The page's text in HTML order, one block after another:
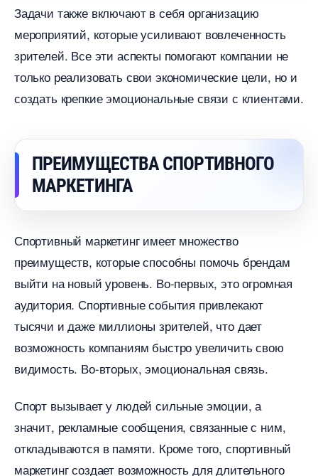
Задачи также включают в себя организацию
мероприятий, которые усиливают вовлеченность
зрителей. Все эти аспекты помогают компании не
только реализовать свои экономические цели, но и
создать крепкие эмоциональные связи с клиентами.
ПРЕИМУЩЕСТВА СПОРТИВНОГО
МАРКЕТИНГА
Спортивный маркетинг имеет множество
преимуществ, которые способны помочь брендам
ыйти на новый уровень. Во-первых, это огромная
аудитория. Спортивные события привлекают
тысячи и даже миллионы зрителей, что дает
озможность компаниям быстро увеличить свою
идимость. Во-вторых, эмоциональная связь.
Спорт вызывает у людей сильные эмоции, а
значит, рекламные сообщения, связанные с ним,
откладываются в памяти. Кроме того, спортивный
маркетинг создает возможность для длительного